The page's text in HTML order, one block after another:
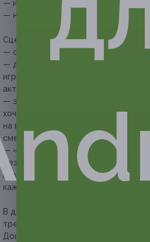
— иммерсивное шоу с актерами;
— настоящий бункер советских
Сценарии на выбор:
— особая версия игры
— для специальных случаев
игры для любителей иммерсивных
актеров;
— эротическая версия игры
хочет получить обжигающий
на выбор: премиум для парней,
смешанный премиум;
— «Шоу-версия» — полностью
без физических прикосновений,
иммерсивного шоу, где исход игры
каждого игрока.
В дни официальных
требуется покупка купона на
Доплата для компании свыше 4